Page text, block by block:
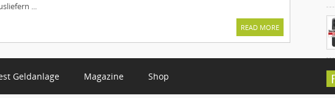
...
READ MORE
Geldanlage Magazine Shop